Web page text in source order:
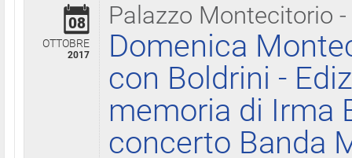
Palazzo Montecitorio
08
OTTOBRE
2017
Domenica
con Boldrini -
memoria di Irma
concerto Banda